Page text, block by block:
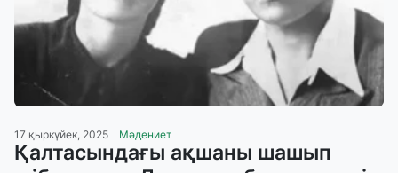
17 қыркүйек, 2025 Мәдениет
Қалтасындағы ақшаны шашып